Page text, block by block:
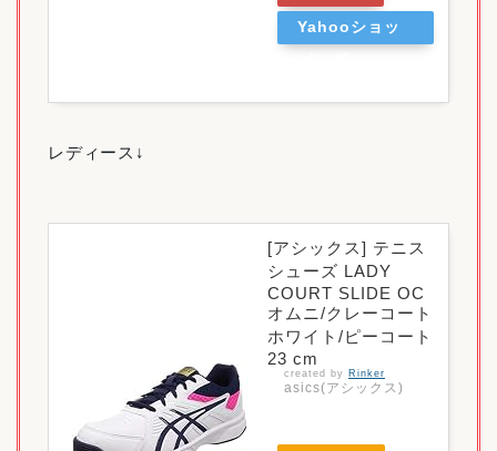
Yahooショッ
レディース↓
[アシックス] テニス
シューズ LADY
COURT SLIDE OC
オムニ/クレーコート
ホワイト/ピーコート
23 cm
created by Rinker
asics(アシックス)